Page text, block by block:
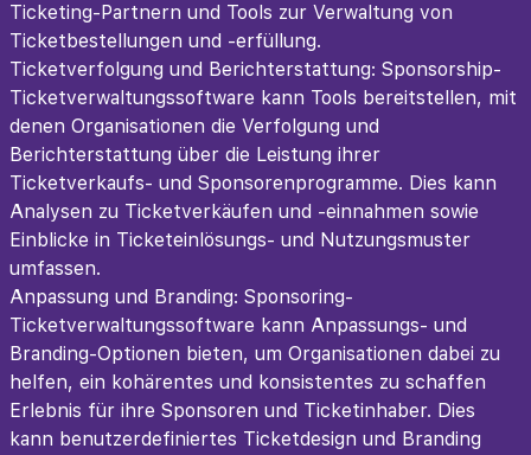
Ticketing-Partnern und Tools zur Verwaltung von
Ticketbestellungen und -erfüllung.
Ticketverfolgung und Berichterstattung: Sponsorship-
Ticketverwaltungssoftware kann Tools bereitstellen, mit
denen Organisationen die Verfolgung und
Berichterstattung über die Leistung ihrer
Ticketverkaufs- und Sponsorenprogramme. Dies kann
Analysen zu Ticketverkäufen und -einnahmen sowie
Einblicke in Ticketeinlösungs- und Nutzungsmuster
umfassen.
Anpassung und Branding: Sponsoring-
Ticketverwaltungssoftware kann Anpassungs- und
Branding-Optionen bieten, um Organisationen dabei zu
helfen, ein kohärentes und konsistentes zu schaffen
Erlebnis für ihre Sponsoren und Ticketinhaber. Dies
kann benutzerdefiniertes Ticketdesign und Branding